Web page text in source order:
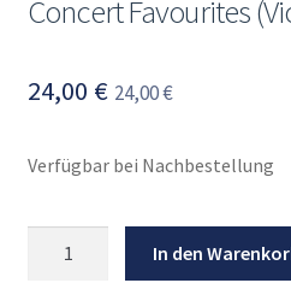
Concert Favourites
24,00 € 24,00€
Verfügbar bei Nachbestellung
In den